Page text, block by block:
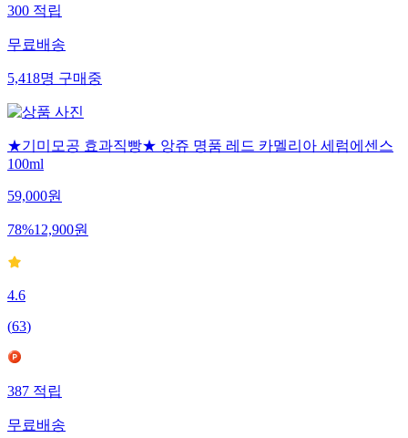
300적립
무료배송
5,418명구매중
★기미모공 효과직빵★ 앙쥬 명품 레드 카멜리아 세럼에센스
100ml
59,000원
78%12,900원
4.6
(63)
387적립